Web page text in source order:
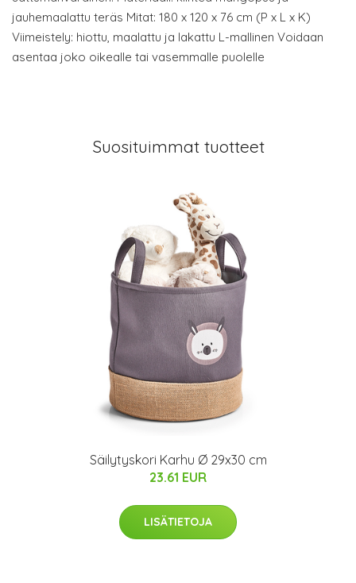
jauhemaalattu teräs Mitat: 180 x 120 x 76 cm (P x L x K)
Viimeistely: hiottu, maalattu ja lakattu L-mallinen Voidaan
asentaa joko oikealle tai vasemmalle puolelle
Suosituimmat tuotteet
Säilytyskori Karhu Ø 29x30 cm
23.61 EUR
LISÄTIETOJA